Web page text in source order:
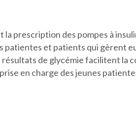
la prescription des pompes à
patientes et patients qui gèrent
résultats de glycémie facilitent la
en charge des jeunes